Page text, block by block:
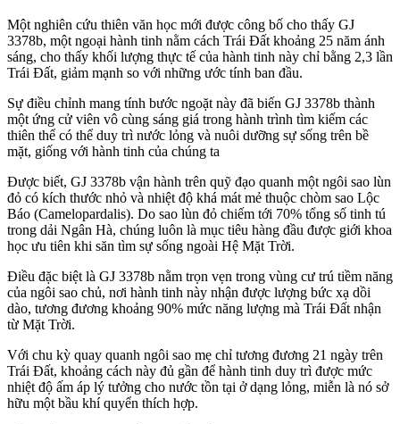
Một nghiên cứu thiên văn học mới được công bố cho thấy GJ
3378b, một ngoại hành tinh nằm cách Trái Đất khoảng 25 năm ánh
sáng, cho thấy khối lượng thực tế của hành tinh này chỉ bằng 2,3 lần
Trái Đất, giảm mạnh so với những ước tính ban đầu.
Sự điều chỉnh mang tính bước ngoặt này đã biến GJ 3378b thành
một ứng cử viên vô cùng sáng giá trong hành trình tìm kiếm các
thiên thể có thể duy trì nước lỏng và nuôi dưỡng sự sống trên bề
mặt, giống với hành tinh của chúng ta
Được biết, GJ 3378b vận hành trên quỹ đạo quanh một ngôi sao lùn
đỏ có kích thước nhỏ và nhiệt độ khá mát mẻ thuộc chòm sao Lộc
Báo (Camelopardalis). Do sao lùn đỏ chiếm tới 70% tổng số tinh tú
trong dải Ngân Hà, chúng luôn là mục tiêu hàng đầu được giới khoa
học ưu tiên khi săn tìm sự sống ngoài Hệ Mặt Trời.
Điều đặc biệt là GJ 3378b nằm trọn vẹn trong vùng cư trú tiềm năng
của ngôi sao chủ, nơi hành tinh này nhận được lượng bức xạ dồi
dào, tương đương khoảng 90% mức năng lượng mà Trái Đất nhận
từ Mặt Trời.
Với chu kỳ quay quanh ngôi sao mẹ chỉ tương đương 21 ngày trên
Trái Đất, khoảng cách này đủ gần để hành tinh duy trì được mức
nhiệt độ ấm áp lý tưởng cho nước tồn tại ở dạng lỏng, miễn là nó sở
hữu một bầu khí quyển thích hợp.